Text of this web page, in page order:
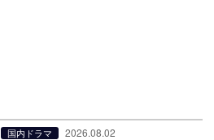
国内ドラマ 2026.08.02